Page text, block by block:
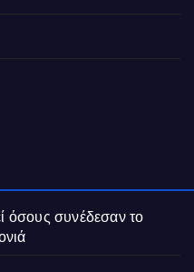
όσους συνέδεσαν το